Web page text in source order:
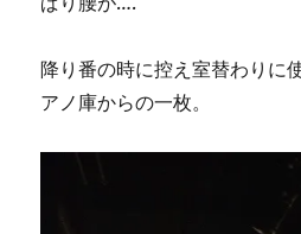
降り番の時に控え室替わりに
アノ庫からの一枚。